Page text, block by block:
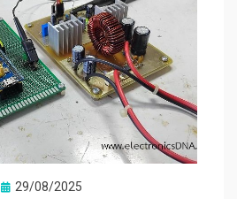
Posted
29/08/2025